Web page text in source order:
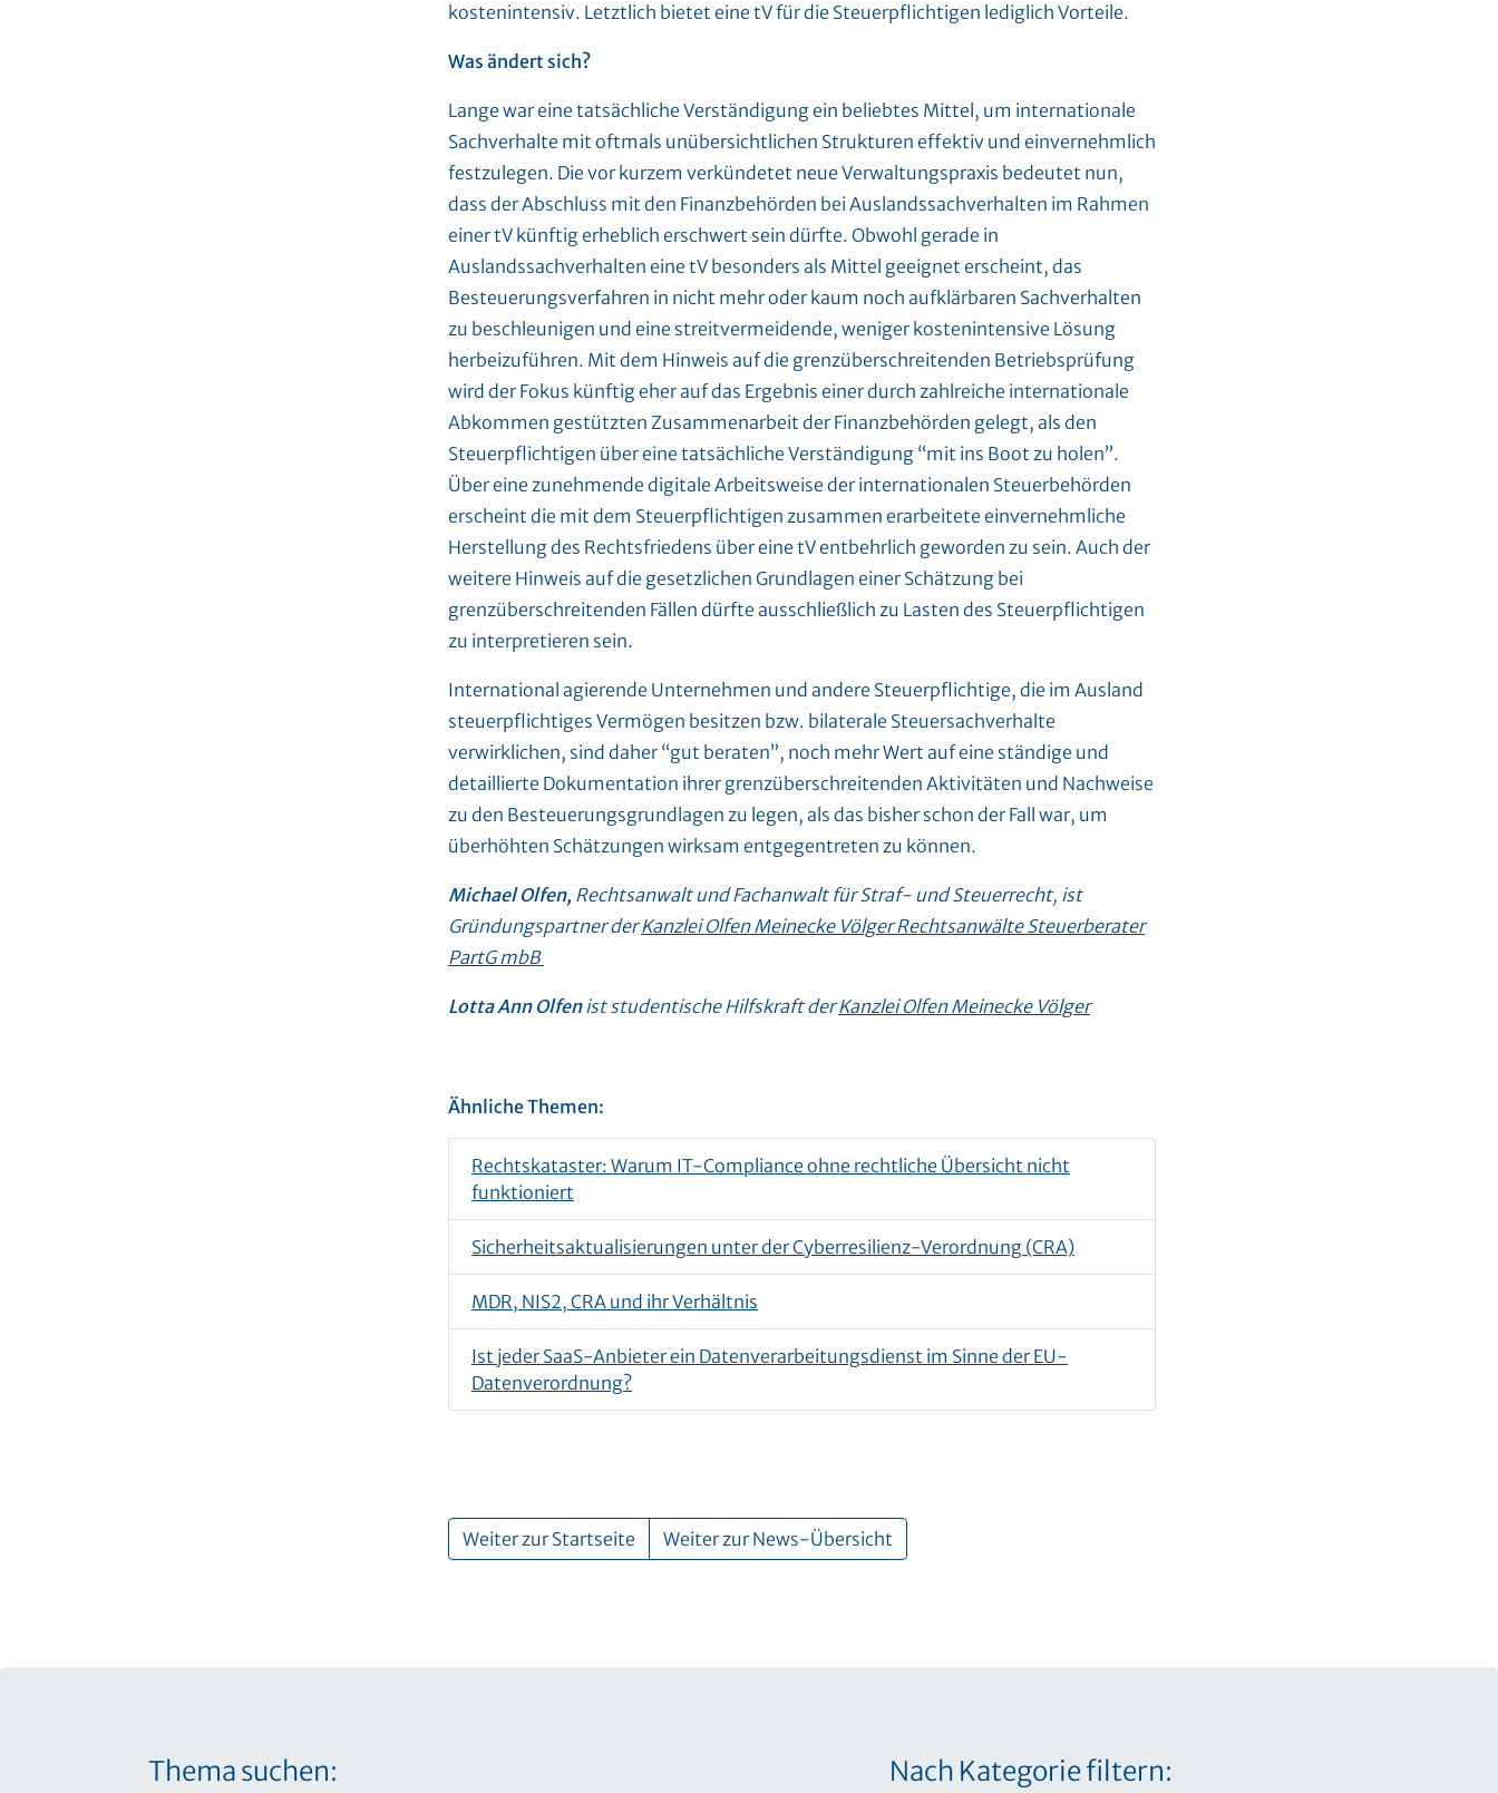
kostenintensiv. Letztlich bietet eine tV für die Steuerpflichtigen lediglich Vorteile.
Was ändert sich?
Lange war eine tatsächliche Verständigung ein beliebtes Mittel, um internationale
Sachverhalte mit oftmals unübersichtlichen Strukturen effektiv und einvernehmlich
festzulegen. Die vor kurzem verkündetet neue Verwaltungspraxis bedeutet nun,
dass der Abschluss mit den Finanzbehörden bei Auslandssachverhalten im Rahmen
einer tV künftig erheblich erschwert sein dürfte. Obwohl gerade in
Auslandssachverhalten eine tV besonders als Mittel geeignet erscheint, das
Besteuerungsverfahren in nicht mehr oder kaum noch aufklärbaren Sachverhalten
zu beschleunigen und eine streitvermeidende, weniger kostenintensive Lösung
herbeizuführen. Mit dem Hinweis auf die grenzüberschreitenden Betriebsprüfung
wird der Fokus künftig eher auf das Ergebnis einer durch zahlreiche internationale
Abkommen gestützten Zusammenarbeit der Finanzbehörden gelegt, als den
Steuerpflichtigen über eine tatsächliche Verständigung “mit ins Boot zu holen”.
Über eine zunehmende digitale Arbeitsweise der internationalen Steuerbehörden
erscheint die mit dem Steuerpflichtigen zusammen erarbeitete einvernehmliche
Herstellung des Rechtsfriedens über eine tV entbehrlich geworden zu sein. Auch der
weitere Hinweis auf die gesetzlichen Grundlagen einer Schätzung bei
grenzüberschreitenden Fällen dürfte ausschließlich zu Lasten des Steuerpflichtigen
zu interpretieren sein.
International agierende Unternehmen und andere Steuerpflichtige, die im Ausland
steuerpflichtiges Vermögen besitzen bzw. bilaterale Steuersachverhalte
verwirklichen, sind daher “gut beraten”, noch mehr Wert auf eine ständige und
detaillierte Dokumentation ihrer grenzüberschreitenden Aktivitäten und Nachweise
zu den Besteuerungsgrundlagen zu legen, als das bisher schon der Fall war, um
überhöhten Schätzungen wirksam entgegentreten zu können.
Michael Olfen, Rechtsanwaltund Fachanwalt für Straf- und Steuerrecht, ist
Gründungspartner derKanzlei Olfen Meinecke Völger Rechtsanwälte Steuerberater
PartG mbB
Lotta Ann Olfenist studentische Hilfskraft derKanzlei Olfen Meinecke Völger
Ähnliche Themen:
Rechtskataster: Warum IT-Compliance ohne rechtliche Übersicht nicht
funktioniert
Sicherheitsaktualisierungen unter der Cyberresilienz-Verordnung (CRA)
MDR, NIS2, CRA und ihr Verhältnis
Ist jeder SaaS-Anbieter ein Datenverarbeitungsdienst im Sinne der EU-
Datenverordnung?
Weiter zur Startseite Weiter zur News-Übersicht
Thema suchen: Nach Kategorie filtern: